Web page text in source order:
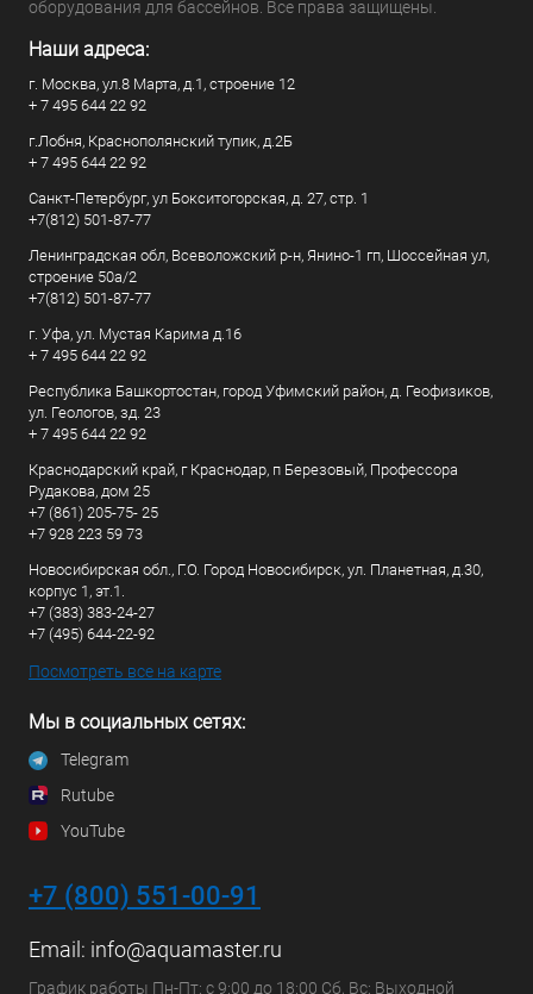
оборудования для бассейнов. Все права защищены.
Наши адреса:
г. Москва, ул.8 Марта, д.1, строение 12
+ 7 495 644 22 92
г.Лобня, Краснополянский тупик, д.2Б
+ 7 495 644 22 92
Санкт-Петербург, ул Бокситогорская, д. 27, стр. 1
+7(812) 501-87-77
Ленинградская обл, Всеволожский р-н, Янино-1 гп, Шоссейная ул,
строение 50а/2
+7(812) 501-87-77
г. Уфа, ул. Мустая Карима д.16
+ 7 495 644 22 92
Республика Башкортостан, город Уфимский район, д. Геофизиков,
ул. Геологов, зд. 23
+ 7 495 644 22 92
Краснодарский край, г Краснодар, п Березовый, Профессора
Рудакова, дом 25
+7 (861) 205-75- 25
+7 928 223 59 73
Новосибирская обл., Г.О. Город Новосибирск, ул. Планетная, д.30,
корпус 1, эт.1.
+7 (383) 383-24-27
+7 (495) 644-22-92
Посмотреть все на карте
Мы в социальных сетях:
Telegram
Rutube
YouTube
+7 (800) 551-00-91
Email: info@aquamaster.ru
График работы Пн-Пт: с 9:00 до 18:00 Сб, Вс: Выходной